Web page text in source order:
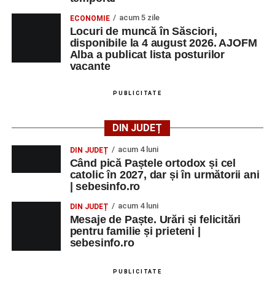
ECONOMIE acum 5 zile
Locuri de muncă în Săsciori,
disponibile la 4 august 2026. AJOFM
Alba a publicat lista posturilor
vacante
PUBLICITATE
DIN JUDEȚ
DIN JUDEȚ acum 4 luni
Când pică Paștele ortodox și cel
catolic în 2027, dar și în următorii ani
| sebesinfo.ro
DIN JUDEȚ acum 4 luni
Mesaje de Paște. Urări și felicitări
pentru familie și prieteni |
sebesinfo.ro
PUBLICITATE